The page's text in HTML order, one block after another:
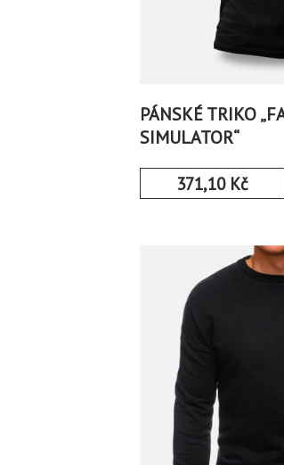
PÁNSKÉ TRIKO
SIMULATOR“
371,10 Kč